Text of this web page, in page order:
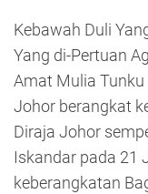
Kebawah Duli
Yang di-Pertuan
Amat Mulia
Johor berangkat
Diraja Johor
Iskandar pada 21
keberangkatan